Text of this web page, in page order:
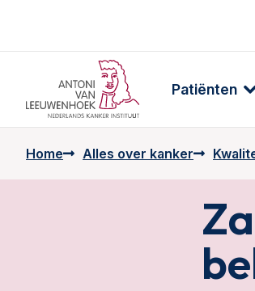
Patiënten
Home Alles over kanker